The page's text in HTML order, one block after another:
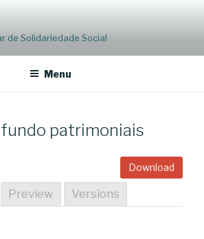
de Solidariedade Social
Menu
patrimoniais
Download
Preview Versions